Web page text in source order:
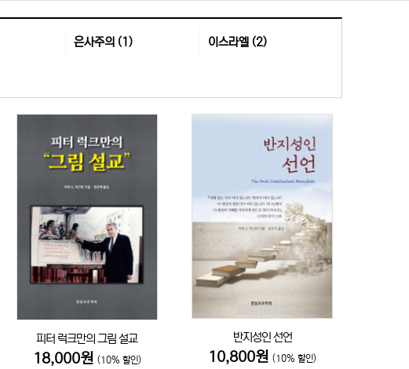
은사주의 (1) 이스라엘 (2)
피터 럭크만의 그림 설교
18,000원 (10% 할인)
반지성인 선언
10,800원(10% 할인)